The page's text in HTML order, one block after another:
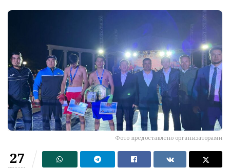
Фото предоставлено организаторами
27